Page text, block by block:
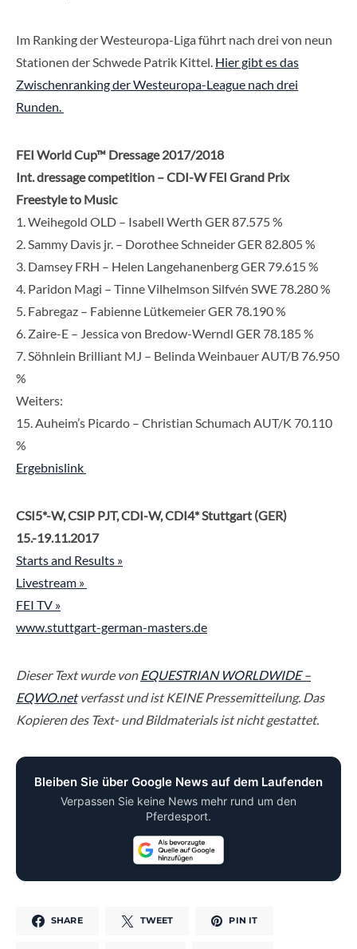
Im Ranking der Westeuropa-Liga führt nach drei von neun
Stationen der Schwede Patrik Kittel. Hier gibt es das
Zwischenranking der Westeuropa-League nach drei
Runden.
FEI World Cup™ Dressage 2017/2018
Int. dressage competition – CDI-W FEI Grand Prix
Freestyle to Music
1. Weihegold OLD – Isabell Werth GER 87.575 %
2. Sammy Davis jr. – Dorothee Schneider GER 82.805 %
3. Damsey FRH – Helen Langehanenberg GER 79.615 %
4. Paridon Magi – Tinne Vilhelmson Silfvén SWE 78.280 %
5. Fabregaz – Fabienne Lütkemeier GER 78.190 %
6. Zaire-E – Jessica von Bredow-Werndl GER 78.185 %
7. Söhnlein Brilliant MJ – Belinda Weinbauer AUT/B 76.950
%
Weiters:
15. Auheim’s Picardo – Christian Schumach AUT/K 70.110
%
Ergebnislink
CSI5*-W, CSIP PJT, CDI-W, CDI4* Stuttgart (GER)
15.-19.11.2017
Starts and Results »
Livestream »
FEI TV »
www.stuttgart-german-masters.de
Dieser Text wurde von EQUESTRIAN WORLDWIDE –
EQWO.netverfasst und ist KEINE Pressemitteilung. Das
Kopieren des Text- und Bildmaterials ist nicht gestattet.
Bleiben Sie über Google News auf dem Laufenden
Verpassen Sie keine News mehr rund um den
Pferdesport.
SHARE TWEET PIN IT